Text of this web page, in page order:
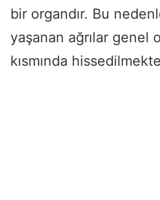
bir organdır. Bu
yaşanan ağrılar genel
kısmında